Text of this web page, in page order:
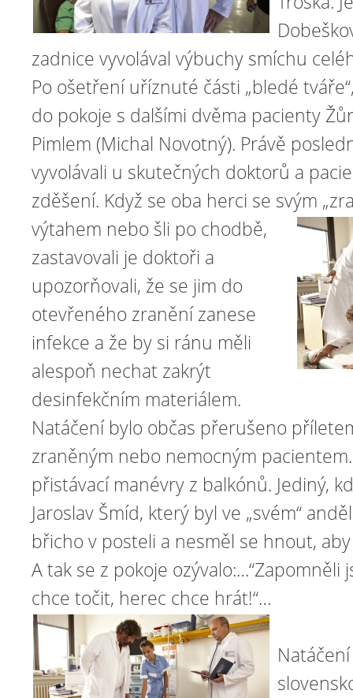
zadnice vyvolával výbuchy smíchu
Po ošetření uříznuté části „bledé
do pokoje s dalšími dvěma pacienty
Pimlem (Michal Novotný). Právě
vyvolávali u skutečných doktorů a
zděšení. Když se oba herci se svým
výtahem nebo šli po chodbě,
zastavovali je doktoři a
upozorňovali, že se jim do
otevřeného zranění zanese
infekce a že by si ránu měli
alespoň nechat zakrýt
desinfekčním materiálem.
Natáčení bylo občas přerušeno
zraněným nebo nemocným
přistávací manévry z balkónů. Jediný,
Jaroslav Šmíd, který byl ve „svém“
břicho v posteli a nesměl se hnout,
A tak se z pokoje ozývalo:…“Zapomněli
chce točit, herec chce hrát!“…